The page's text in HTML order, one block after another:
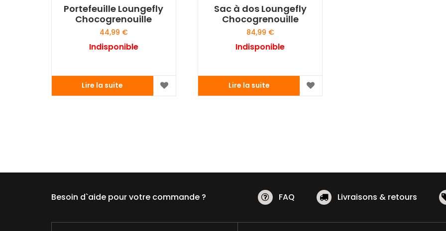
Portefeuille Loungefly
Chocogrenouille
44,99 €
Indisponible
Lire la suite
Sac à dos Loungefly
Chocogrenouille
84,99 €
Indisponible
Lire la suite
Besoin d`aide pour votre commande ? FAQ Livraisons & retours